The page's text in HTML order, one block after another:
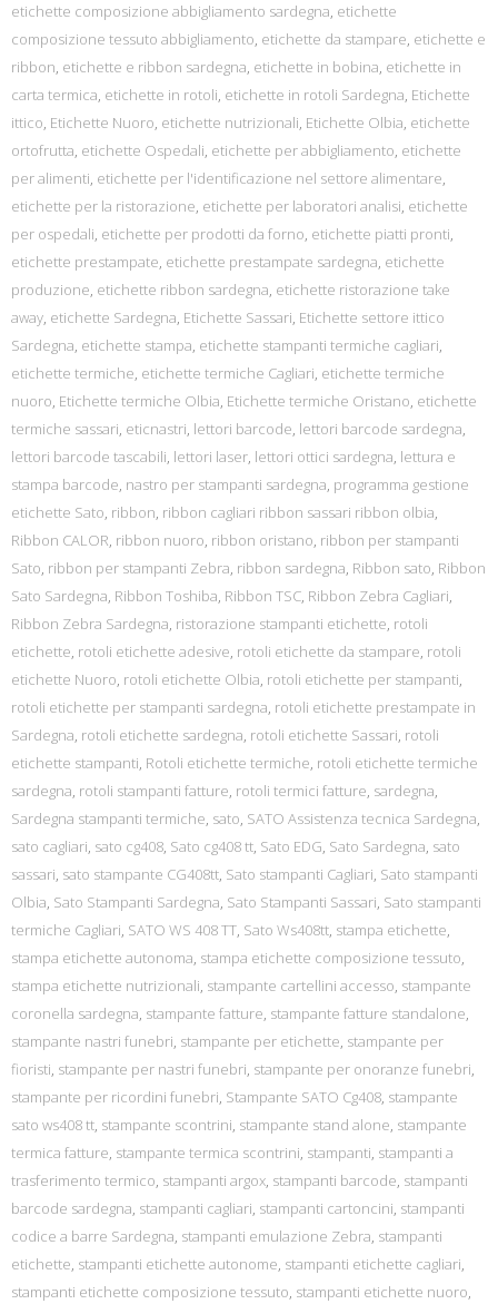
etichette composizione abbigliamento sardegna, etichette
composizione tessuto abbigliamento, etichette da stampare, etichette e
ribbon, etichette e ribbon sardegna, etichette in bobina, etichette in
carta termica, etichette in rotoli, etichette in rotoli Sardegna, Etichette
ittico, Etichette Nuoro, etichette nutrizionali, Etichette Olbia, etichette
ortofrutta, etichette Ospedali, etichette per abbigliamento, etichette
per alimenti, etichette per l'identificazione nel settore alimentare,
etichette per la ristorazione, etichette per laboratori analisi, etichette
per ospedali, etichette per prodotti da forno, etichette piatti pronti,
etichette prestampate, etichette prestampate sardegna, etichette
produzione, etichette ribbon sardegna, etichette ristorazione take
away, etichette Sardegna, Etichette Sassari, Etichette settore ittico
Sardegna, etichette stampa, etichette stampanti termiche cagliari,
etichette termiche, etichette termiche Cagliari, etichette termiche
nuoro, Etichette termiche Olbia, Etichette termiche Oristano, etichette
termiche sassari, eticnastri, lettori barcode, lettori barcode sardegna,
lettori barcode tascabili, lettori laser, lettori ottici sardegna, lettura e
stampa barcode, nastro per stampanti sardegna, programma gestione
etichette Sato, ribbon, ribbon cagliari ribbon sassari ribbon olbia,
Ribbon CALOR, ribbon nuoro, ribbon oristano, ribbon per stampanti
Sato, ribbon per stampanti Zebra, ribbon sardegna, Ribbon sato, Ribbon
Sato Sardegna, Ribbon Toshiba, Ribbon TSC, Ribbon Zebra Cagliari,
Ribbon Zebra Sardegna, ristorazione stampanti etichette, rotoli
etichette, rotoli etichette adesive, rotoli etichette da stampare, rotoli
etichette Nuoro, rotoli etichette Olbia, rotoli etichette per stampanti,
rotoli etichette per stampanti sardegna, rotoli etichette prestampate in
Sardegna, rotoli etichette sardegna, rotoli etichette Sassari, rotoli
etichette stampanti, Rotoli etichette termiche, rotoli etichette termiche
sardegna, rotoli stampanti fatture, rotoli termici fatture, sardegna,
Sardegna stampanti termiche, sato, SATO Assistenza tecnica Sardegna,
sato cagliari, sato cg408, Sato cg408 tt, Sato EDG, Sato Sardegna, sato
sassari, sato stampante CG408tt, Sato stampanti Cagliari, Sato stampanti
Olbia, Sato Stampanti Sardegna, Sato Stampanti Sassari, Sato stampanti
termiche Cagliari, SATO WS 408 TT, Sato Ws408tt, stampa etichette,
stampa etichette autonoma, stampa etichette composizione tessuto,
stampa etichette nutrizionali, stampante cartellini accesso, stampante
coronella sardegna, stampante fatture, stampante fatture standalone,
stampante nastri funebri, stampante per etichette, stampante per
fioristi, stampante per nastri funebri, stampante per onoranze funebri,
stampante per ricordini funebri, Stampante SATO Cg408, stampante
sato ws408 tt, stampante scontrini, stampante stand alone, stampante
termica fatture, stampante termica scontrini, stampanti, stampanti a
trasferimento termico, stampanti argox, stampanti barcode, stampanti
barcode sardegna, stampanti cagliari, stampanti cartoncini, stampanti
codice a barre Sardegna, stampanti emulazione Zebra, stampanti
etichette, stampanti etichette autonome, stampanti etichette cagliari,
stampanti etichette composizione tessuto, stampanti etichette nuoro,